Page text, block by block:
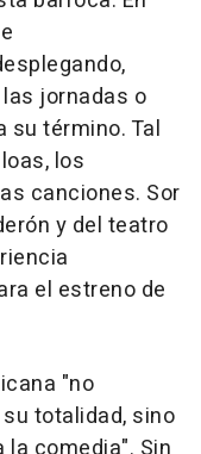
jornadas o
su término. Tal
los
canciones. Sor
y del teatro
el estreno de
"no
totalidad, sino